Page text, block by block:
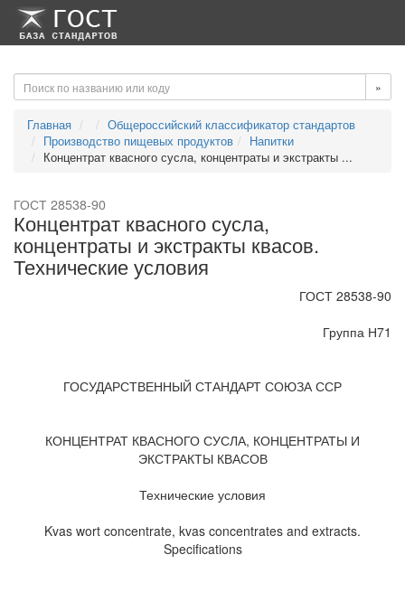
-->-->
»
Главная
Общероссийский классификатор стандартов
Производство пищевых продуктов
Напитки
Концентрат квасного сусла, концентраты и экстракты ...
ГОСТ 28538-90
Концентрат квасного сусла,
концентраты и экстракты квасов.
Технические условия
ГОСТ 28538-90
Группа Н71
ГОСУДАРСТВЕННЫЙ СТАНДАРТ СОЮЗА ССР
КОНЦЕНТРАТ КВАСНОГО СУСЛА, КОНЦЕНТРАТЫ И
ЭКСТРАКТЫ КВАСОВ
Технические условия
Kvas wort concentrate, kvas concentrates and extracts.
Specifications